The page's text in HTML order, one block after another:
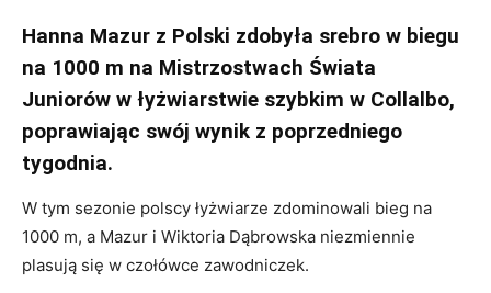
Hanna Mazur z Polski zdobyła srebro w biegu
na 1000 m na Mistrzostwach Świata
Juniorów w łyżwiarstwie szybkim w Collalbo,
poprawiając swój wynik z poprzedniego
tygodnia.
W tym sezonie polscy łyżwiarze zdominowali bieg na
1000 m, a Mazur i Wiktoria Dąbrowska niezmiennie
plasują się w czołówce zawodniczek.